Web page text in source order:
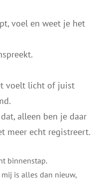
voel en weet je het
voelt licht of juist
alleen ben je daar
meer echt registreert.
binnenstap.
is alles dan nieuw,